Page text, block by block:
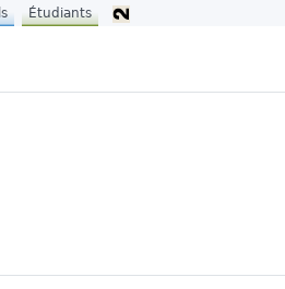
Étudiants